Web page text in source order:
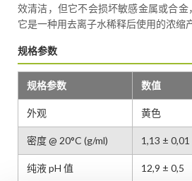
效清洁，但它不会损坏敏感金属或合金
它是一种用去离子水稀释后使用的浓缩
规格参数
规格参数 数值
外观 黄色
密度 @ 20°C (g/ml) 1,13 ± 0,01
纯液 pH 值 12,9 ± 0,5